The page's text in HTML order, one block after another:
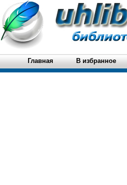
Главная В избранное